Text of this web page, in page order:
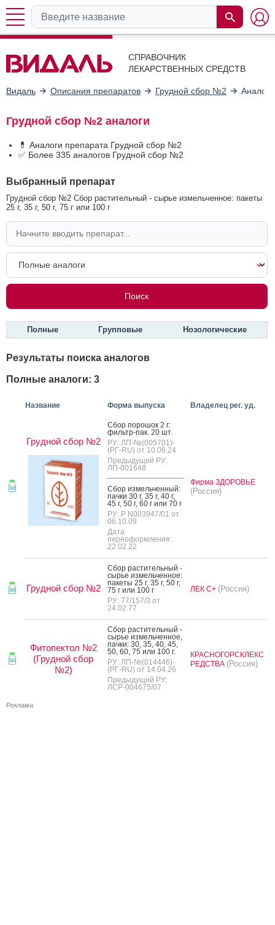
СПРАВОЧНИК
ЛЕКАРСТВЕННЫХ СРЕДСТВ
Видаль Описания препаратов Грудной сбор №2 Аналоги
Грудной сбор №2 аналоги
💊 Аналоги препарата Грудной сбор №2
✅ Более 335 аналогов Грудной сбор №2
Выбранный препарат
Грудной сбор №2 Сбор растительный - сырье измельченное: пакеты
25 г, 35 г, 50 г, 75 г или 100 г
Полные Групповые Нозологические
Результаты поиска аналогов
Полные аналоги: 3
Название Форма выпуска Владелец рег. уд.
Грудной сбор №2
Сбор по­рошок 2 г:
филь­тр-пак. 20 шт.
РУ: ЛП-№(005701)-
(РГ-RU) от 10.06.24
Предыдущий РУ:
ЛП-001648
Сбор из­мель­чен­ный:
пач­ки 30 г, 35 г, 40 г,
45 г, 50 г, 60 г или 70 г
РУ: Р N003947/01 от
06.10.09
Дата
переоформления:
22.02.22
Фирма ЗДОРОВЬЕ
(Россия)
Грудной сбор №2
Сбор рас­ти­тель­ный -
сырье из­мель­чен­ное:
па­кеты 25 г, 35 г, 50 г,
75 г или 100 г
РУ: 77/157/3 от
24.02.77
ЛЕК С+ (Россия)
Фитопектол №2
(Грудной сбор
№2)
Сбор рас­ти­тель­ный -
сырье из­мель­чен­ное,
пач­ки: 30, 35, 40, 45,
50, 60, 75 или 100 г.
РУ: ЛП-№(014446)-
(РГ-RU) от 14.04.26
Предыдущий РУ:
ЛСР-004675/07
КРАСНОГОРСКЛЕКС
РЕДСТВА (Россия)
Реклама